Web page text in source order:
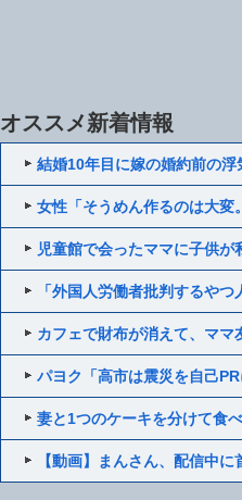
オススメ新着情報
結婚10年目に嫁の婚約前の浮
女性「そうめん作るのは大変
児童館で会ったママに子供が
「外国人労働者批判するや
カフェで財布が消えて、ママ
パヨク「高市は震災を自己
妻と1つのケーキを分けて食
【動画】まんさん、配信中に